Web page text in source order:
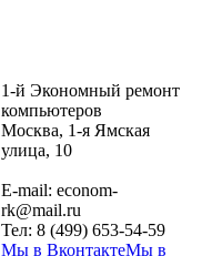
1-й Экономный ремонт
компьютеров
Москва, 1-я Ямская
улица, 10
E-mail: econom-
rk@mail.ru
Тел: 8 (499) 653-54-59
Мы в ВконтактеМы в